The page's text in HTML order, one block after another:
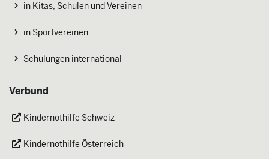
in Kitas, Schulen und Vereinen
in Sportvereinen
Schulungen international
Verbund
Kindernothilfe Schweiz
Kindernothilfe Österreich